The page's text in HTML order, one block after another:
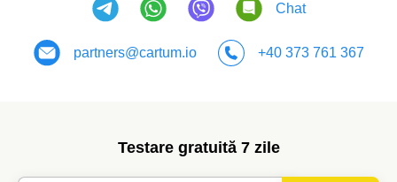
Chat
partners@cartum.io +40 373 761 367
Testare gratuită 7 zile